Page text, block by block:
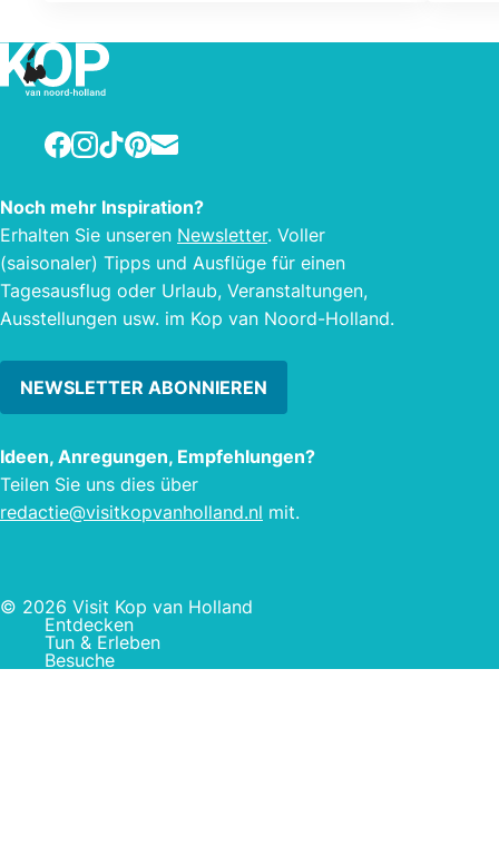
Facebook
Instagram
TikTokPinterest
E-mail
Noch mehr Inspiration?
Erhalten Sie unseren Newsletter. Voller
(saisonaler) Tipps und Ausflüge für einen
Tagesausflug oder Urlaub, Veranstaltungen,
Ausstellungen usw. im Kop van Noord-Holland.
NEWSLETTER ABONNIEREN
Ideen, Anregungen, Empfehlungen?
Teilen Sie uns dies über
redactie@visitkopvanholland.nl mit.
© 2026 Visit Kop van Holland
Entdecken
Tun & Erleben
Besuche